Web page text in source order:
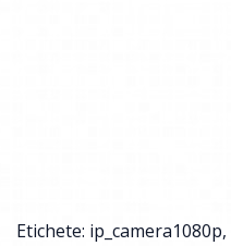
Etichete: ip_camera1080p,